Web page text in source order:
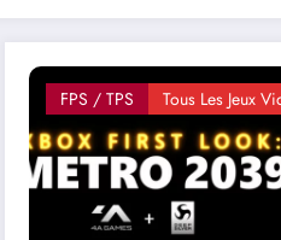
FPS / TPS Tous Les Jeux